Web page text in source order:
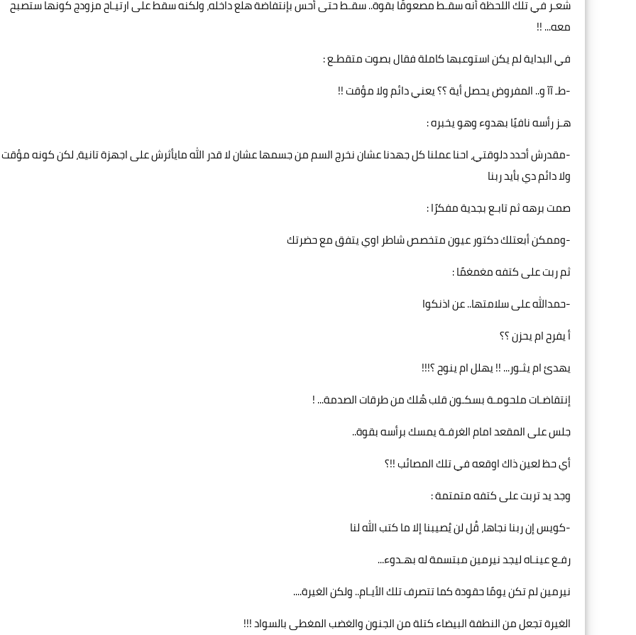
شعـر في تلك اللحظة أنه سقـط مصعوقًا بقوة.. سقـط حتى أحس بإنتفاضة هلع داخله، ولكنه سقط على ارتيـاح مزودج كونها ستصبح
معه... !!
في البداية لم يكن استوعبها كاملة فقال بصوت متقطـع :
-طـ آآ و.. المفروض يحصل أية ؟؟ يعني دائم ولا مؤقت !!
هـز رأسه نافيًا بهدوء وهو يخبره :
-مقدرش أحدد دلوقتي، احنا عملنا كل جهدنا عشان نخرج السم من جسمها عشان لا قدر الله مايأثرش على اجهزة تانية، لكن كونه مؤقت
ولا دائم دي بأيد ربنا
صمت برهه ثم تابـع بجدية مفكرًا :
-وممكن أبعتلك دكتور عيون متخصص شاطر اوي يتفق مع حضرتك
ثم ربت على كتفه مغمغمًا :
-حمدالله على سلامتها.. عن اذنكوا
أ يفرح ام يحزن ؟؟
يهدئ ام يثـور... !! يهلل ام ينوح ؟!!!
إنتقاضـات ملحومـة بسكـون قلب هُلك من طرقات الصدمة... !
جلس على المقعد امام الغرفـة يمسك برأسه بقوة..
أي حظ لعين ذاك اوقعه في تلك المصائب !!؟
وجد يد تربت على كتفه متمتمة :
-كويس إن ربنا نجاها، قُل لن يُصيبنا إلا ما كتب الله لنا
رفـع عينـاه ليجد نيرمين مبتسمة له بهـدوء...
نيرمين لم تكن يومًا حقودة كما تتصرف تلك الأيـام.. ولكن الغيرة....
الغيرة تجعل من النطفة البيضاء كتلة من الجنون والغضب المغطى بالسواد !!!